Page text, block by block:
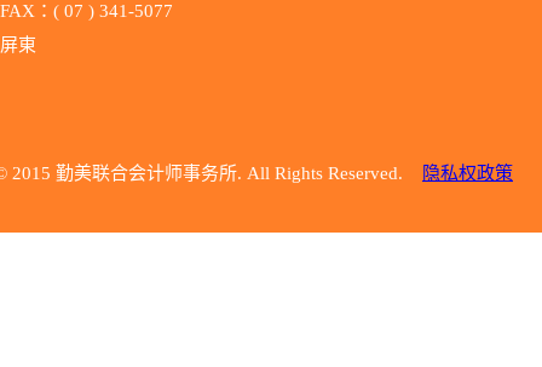
FAX：( 07 ) 341-5077
屏東
2015 勤美联合会计师事务所. All Rights Reserved. 隐私权政策